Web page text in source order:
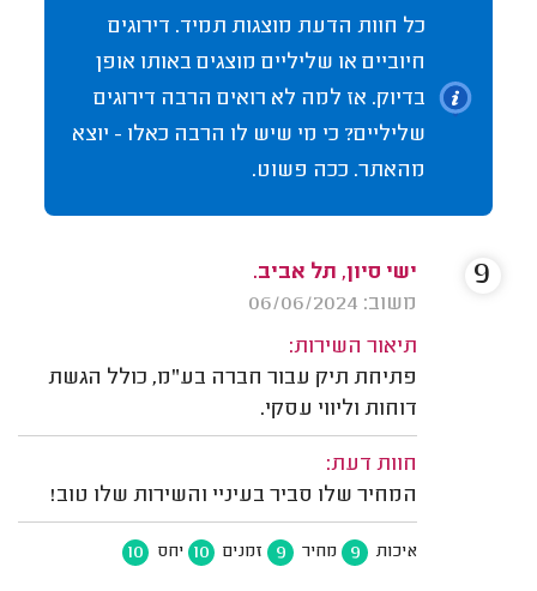
כל חוות הדעת מוצגות תמיד. דירוגים
חיוביים או שליליים מוצגים באותו אופן
בדיוק. אז למה לא רואים הרבה דירוגים
שליליים? כי מי שיש לו הרבה כאלו - יוצא
מהאתר. ככה פשוט.
ישי סיון, תל אביב.
משוב: 06/06/2024
תיאור השירות:
פתיחת תיק עבור חברה בע"מ, כולל הגשת
דוחות וליווי עסקי.
חוות דעת:
המחיר שלו סביר בעיניי והשירות שלו טוב!
איכות 9 מחיר 9 זמנים 10 יחס 10
9